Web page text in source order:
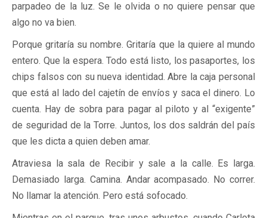
parpadeo de la luz. Se le olvida o no quiere pensar que
algo no va bien.
Porque gritaría su nombre. Gritaría que la quiere al mundo
entero. Que la espera. Todo está listo, los pasaportes, los
chips falsos con su nueva identidad. Abre la caja personal
que está al lado del cajetín de envíos y saca el dinero. Lo
cuenta. Hay de sobra para pagar al piloto y al “exigente”
de seguridad de la Torre. Juntos, los dos saldrán del país
que les dicta a quien deben amar.
Atraviesa la sala de Recibir y sale a la calle. Es larga.
Demasiado larga. Camina. Andar acompasado. No correr.
No llamar la atención. Pero está sofocado.